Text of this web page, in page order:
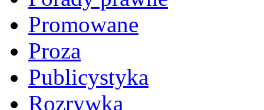
Promowane
Proza
Publicystyka
Rozrywka